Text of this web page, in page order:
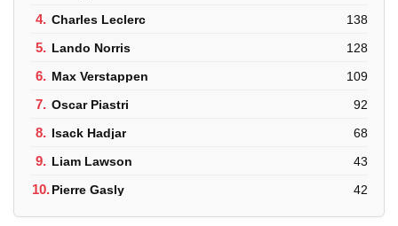
4. Charles Leclerc 138
5. Lando Norris 128
6. Max Verstappen 109
7. Oscar Piastri 92
8. Isack Hadjar 68
9. Liam Lawson 43
10.Pierre Gasly 42